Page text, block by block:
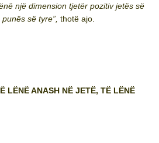
një dimension tjetër pozitiv jetës së
së tyre”, thotë ajo.
LËNË ANASH NË JETË, TË LËNË